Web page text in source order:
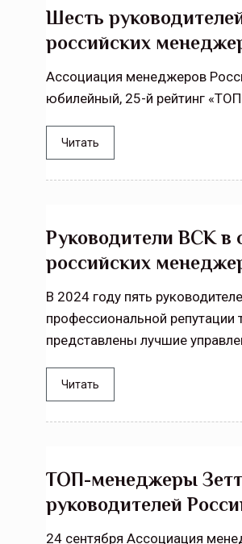
Шесть
российских
Ассоциация менеджеров
юбилейный, 25-й рейтинг
Читать
Руководители ВСК в
российских
В 2024 году пять
профессиональной
представлены лучшие
Читать
ТОП-менеджеры
руководителей
24 сентября Ассоциация
Тамбов —
традициями